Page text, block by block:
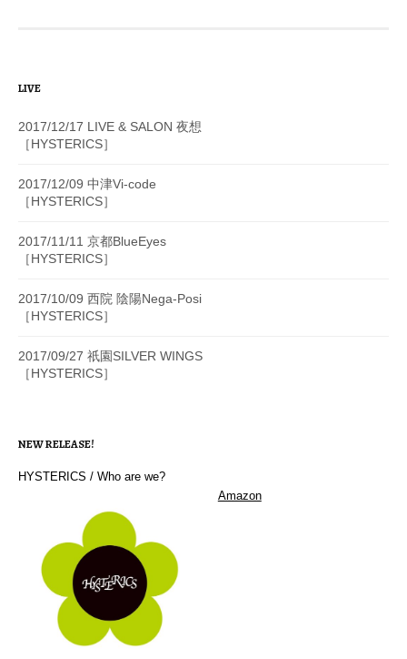
LIVE
2017/12/17 LIVE & SALON 夜想
［HYSTERICS］
2017/12/09 中津Vi-code
［HYSTERICS］
2017/11/11 京都BlueEyes
［HYSTERICS］
2017/10/09 西院 陰陽Nega-Posi
［HYSTERICS］
2017/09/27 祇園SILVER WINGS
［HYSTERICS］
NEW RELEASE!
HYSTERICS / Who are we?
Amazon